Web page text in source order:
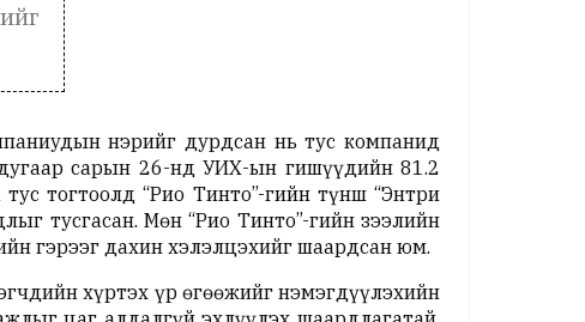
нэрийг дурдсан нь тус компанид
сарын 26-нд УИХ-ын гишүүдийн 81.2
тогтоолд “Рио Тинто”-гийн түнш “Энтри
тусгасан. Мөн “Рио Тинто”-гийн зээлийн
гэрээг дахин хэлэлцэхийг шаардсан юм.
хүртэх үр өгөөжийг нэмэгдүүлэхийн